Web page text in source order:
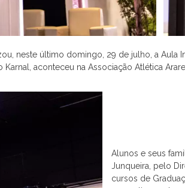
neste último domingo, 29 de julho, a
aconteceu na Associação Atlética
Alunos e seus
Junqueira, pelo
cursos de